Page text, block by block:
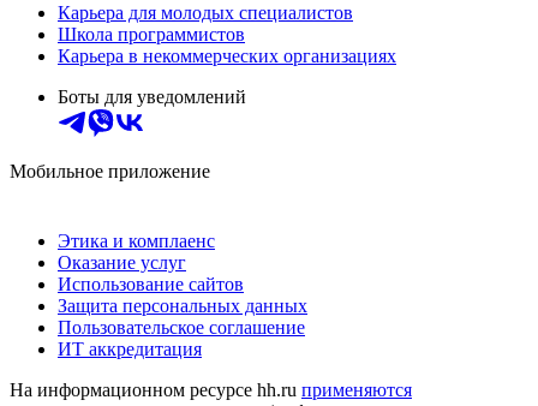
Карьера для молодых специалистов
Школа программистов
Карьера в некоммерческих организациях
Боты для уведомлений
Мобильное приложение
Этика и комплаенс
Оказание услуг
Использование сайтов
Защита персональных данных
Пользовательское соглашение
ИТ аккредитация
На информационном ресурсе hh.ru применяются